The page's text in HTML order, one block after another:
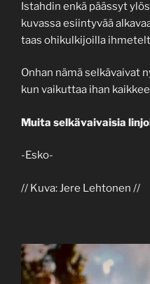
Istahdin enkä päässyt
kuvassa esiintyvää
taas ohikulkijoilla
Onhan nämä selkävaivat
kun vaikuttaa ihan
Muita selkävaivaisia
-Esko-
// Kuva: Jere Lehtonen //